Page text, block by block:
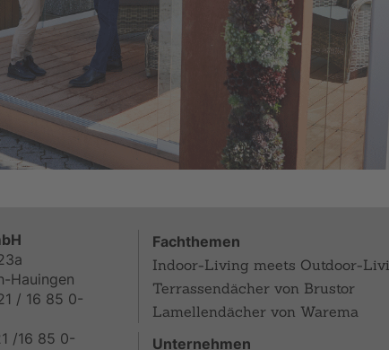
Hauingen
/ 16 85 0-
/16 85 0-
Fachthemen
Indoor-Living meets Outdoor-
Terrassendächer von Brustor
Lamellendächer von Warema
Unternehmen